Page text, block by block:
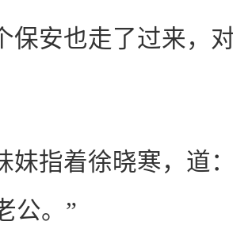
保安也走了过来，
妹指着徐晓寒，道
公。”